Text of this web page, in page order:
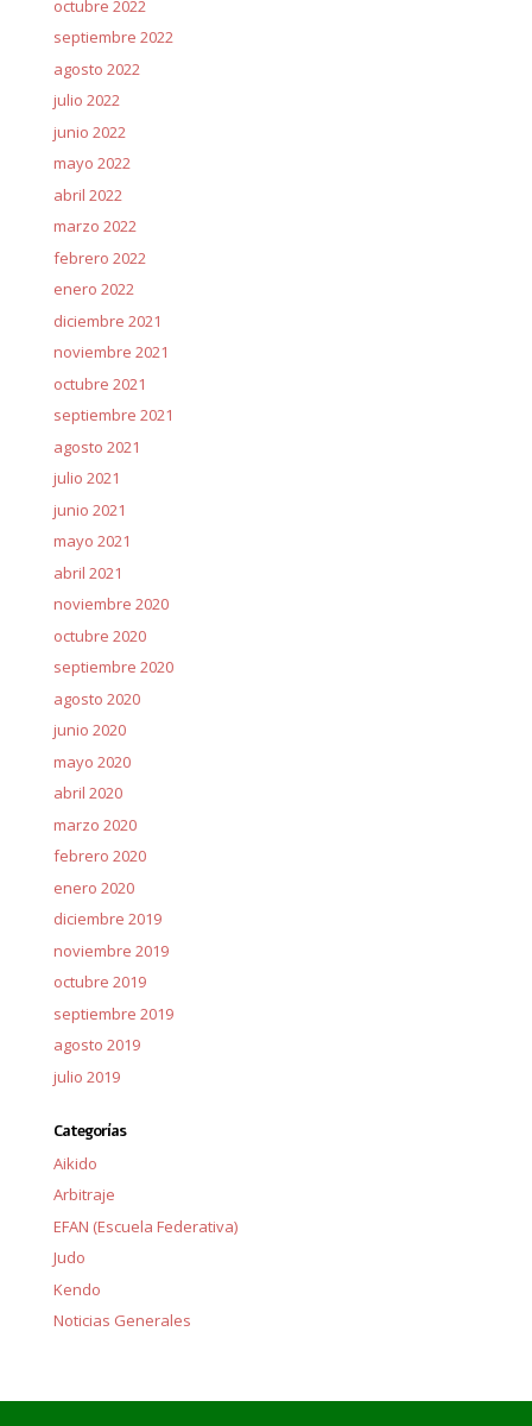
octubre 2022
septiembre 2022
agosto 2022
julio 2022
junio 2022
mayo 2022
abril 2022
marzo 2022
febrero 2022
enero 2022
diciembre 2021
noviembre 2021
octubre 2021
septiembre 2021
agosto 2021
julio 2021
junio 2021
mayo 2021
abril 2021
noviembre 2020
octubre 2020
septiembre 2020
agosto 2020
junio 2020
mayo 2020
abril 2020
marzo 2020
febrero 2020
enero 2020
diciembre 2019
noviembre 2019
octubre 2019
septiembre 2019
agosto 2019
julio 2019
Categorías
Aikido
Arbitraje
EFAN (Escuela Federativa)
Judo
Kendo
Noticias Generales